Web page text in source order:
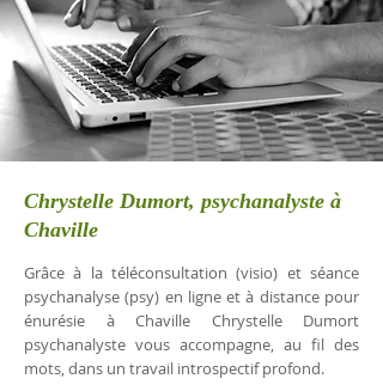
Chrystelle Dumort, psychanalyste à
Chaville
Grâce à la téléconsultation (visio) et séance
psychanalyse (psy) en ligne et à distance pour
énurésie à Chaville Chrystelle Dumort
psychanalyste vous accompagne, au fil des
mots, dans un travail introspectif profond.